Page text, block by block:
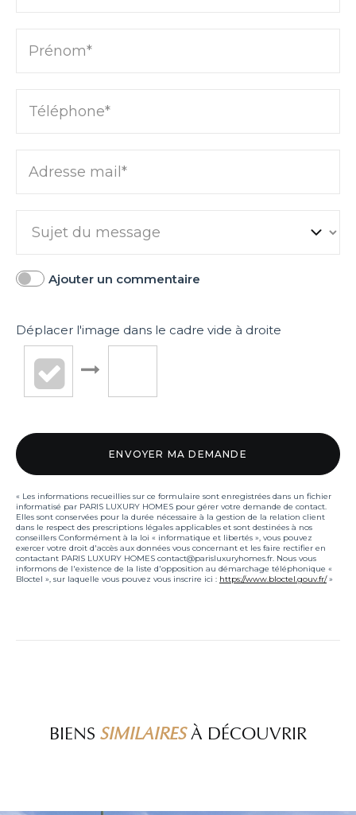
Prénom*
Téléphone*
Adresse mail*
Ajouter un commentaire
Déplacer l'image dans le cadre vide à droite
« Les informations recueillies sur ce formulaire sont enregistrées dans un fichier
informatisé par PARIS LUXURY HOMES pour gérer votre demande de contact.
Elles sont conservées pour la durée nécessaire à la gestion de la relation client
dans le respect des prescriptions légales applicables et sont destinées à nos
conseillers Conformément à la loi « informatique et libertés », vous pouvez
exercer votre droit d'accès aux données vous concernant et les faire rectifier en
contactant PARIS LUXURY HOMES contact@parisluxuryhomes.fr. Nous vous
informons de l'existence de la liste d'opposition au démarchage téléphonique «
Bloctel », sur laquelle vous pouvez vous inscrire ici : https://www.bloctel.gouv.fr/»
BIENS SIMILAIRESÀ DÉCOUVRIR